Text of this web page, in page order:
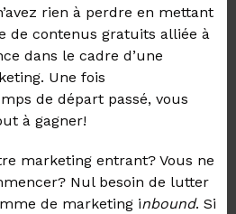
rien à perdre en mettant
de contenus gratuits alliée à
dans le cadre d’une
Une fois
de départ passé, vous
à gagner!
marketing entrant? Vous ne
Nul besoin de lutter
de marketing inbound. Si